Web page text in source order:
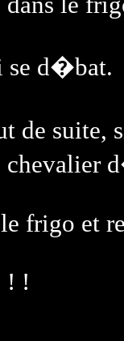
se d�bat.
de suite,
chevalier
frigo et
! !